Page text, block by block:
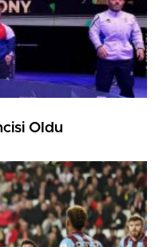
Oldu